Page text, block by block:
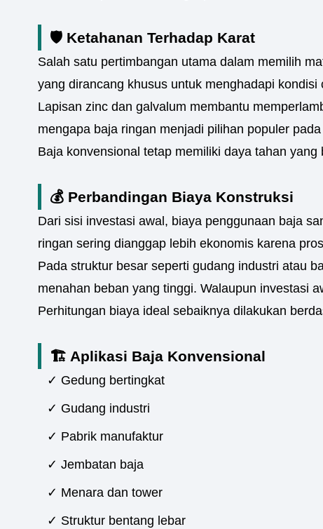
🛡️ Ketahanan Terhadap Karat
Salah satu pertimbangan utama dalam memilih
yang dirancang khusus untuk menghadapi kondisi
Lapisan zinc dan galvalum membantu
mengapa baja ringan menjadi pilihan populer
Baja konvensional tetap memiliki daya tahan
💰 Perbandingan Biaya Konstruksi
Dari sisi investasi awal, biaya penggunaan baja
ringan sering dianggap lebih ekonomis karena
Pada struktur besar seperti gudang industri atau
menahan beban yang tinggi. Walaupun investasi
Perhitungan biaya ideal sebaiknya dilakukan
🏗️ Aplikasi Baja Konvensional
✓ Gedung bertingkat
✓ Gudang industri
✓ Pabrik manufaktur
✓ Jembatan baja
✓ Menara dan tower
✓ Struktur bentang lebar